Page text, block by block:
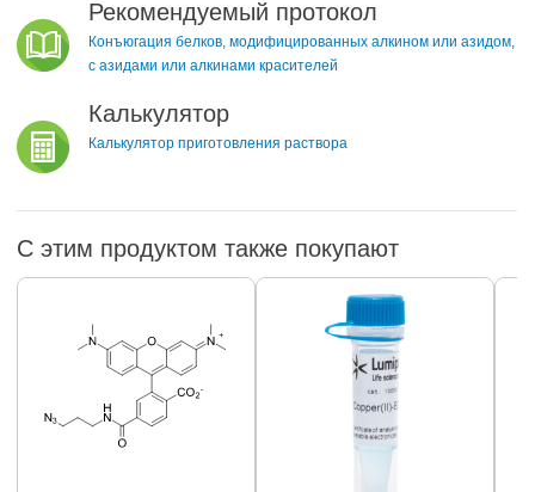
Рекомендуемый протокол
Конъюгация белков, модифицированных алкином или азидом,
с азидами или алкинами красителей
Калькулятор
Калькулятор приготовления раствора
С этим продуктом также покупают